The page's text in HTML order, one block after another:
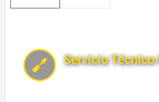
Servicio